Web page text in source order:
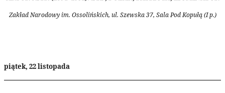
Zakład Narodowy im. Ossolińskich, ul. Szewska 37, Sala Pod Kopułą (I p.)
piątek, 22 listopada